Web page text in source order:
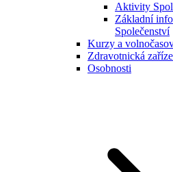
Aktivity
Základní
Společenství
Kurzy a
Zdravotnická
Osobnosti